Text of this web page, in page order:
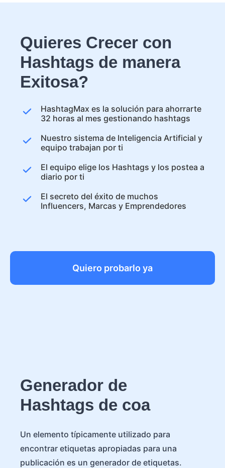
Quieres Crecer con
Hashtags de manera
Exitosa?
HashtagMax es la solución para ahorrarte
32 horas al mes gestionando hashtags
Nuestro sistema de Inteligencia Artificial y
equipo trabajan por ti
El equipo elige los Hashtags y los postea a
diario por ti
El secreto del éxito de muchos
Influencers, Marcas y Emprendedores
Quiero probarlo ya
Generador de
Hashtags de coa
Un elemento típicamente utilizado para
encontrar etiquetas apropiadas para una
publicación es un generador de etiquetas.